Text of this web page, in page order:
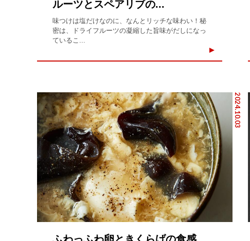
ルーツとスペアリブの...
味つけは塩だけなのに、なんとリッチな味わい！秘
密は、ドライフルーツの凝縮した旨味がだしになっ
ているこ...
2024.10.03